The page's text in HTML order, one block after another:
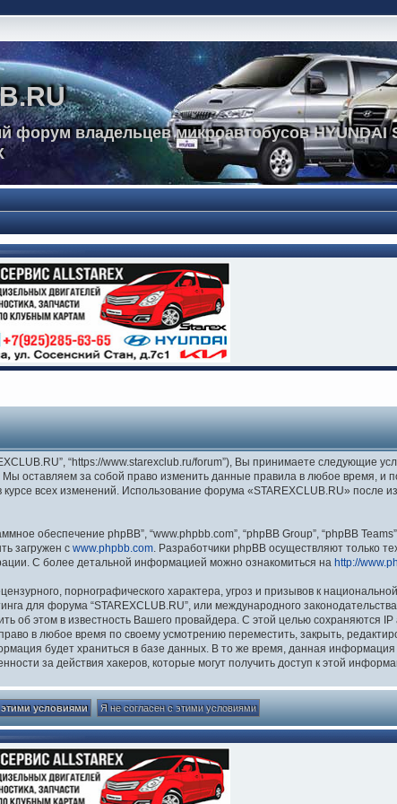
форум владельцев микроавтобусов HYUNDAI
“https://www.starexclub.ru/forum”), Вы принимаете следующие
оставляем за собой право изменить данные правила в любое время, и
всех изменений. Использование форума «STAREXCLUB.RU» после
обеспечение phpBB”, “www.phpbb.com”, “phpBB Group”, “phpBB
загружен с www.phpbb.com . Разработчики phpBB осуществляют только
С более детальной информацией можно ознакомиться на http://
порнографического характера, угроз и призывов к
для форума “STAREXCLUB.RU”, или международного
об этом в известность Вашего провайдера. С этой целью сохраняются
в любое время по своему усмотрению переместить, закрыть,
будет храниться в базе данных. В то же время, данная
за действия хакеров, которые могут получить доступ к этой